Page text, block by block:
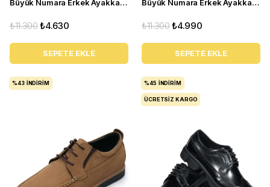
Büyük Numara Erkek Ayakkabı GOM2073 Siyah
₺4.630
₺11.300
SEPETE EKLE
Büyük Numara Erkek Ayakkabı GOM8013 siyah
₺4.990
₺11.300
SEPETE EKLE
%43 İNDIRIM %45 İNDIRIM
ÜCRETSIZ KARGO